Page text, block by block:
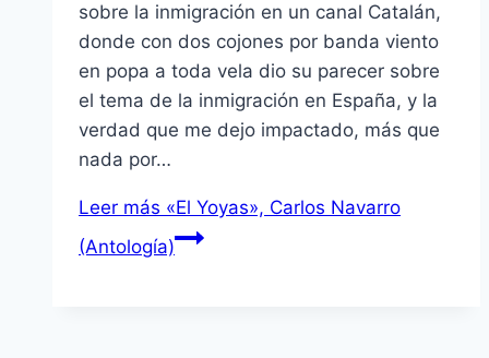
sobre la inmigración en un canal Catalán,
donde con dos cojones por banda viento
en popa a toda vela dio su parecer sobre
el tema de la inmigración en España, y la
verdad que me dejo impactado, más que
nada por…
Leer más «El Yoyas», Carlos Navarro
(Antologí­a)